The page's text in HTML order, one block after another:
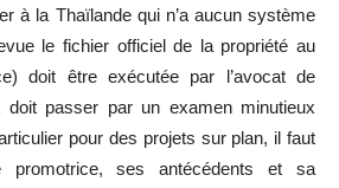
à la Thaïlande qui n’a aucun système
le fichier officiel de la propriété au
doit être exécutée par l’avocat de
doit passer par un examen minutieux
pour des projets sur plan, il faut
promotrice, ses antécédents et sa